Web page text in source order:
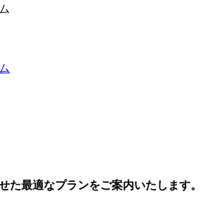
た最適なプランをご案内いたします。